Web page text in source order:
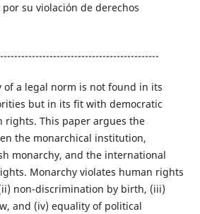
su violación de derechos
of a legal norm is not found in its
but in its fit with democratic
rights. This paper argues the
the monarchical institution,
monarchy, and the international
Monarchy violates human rights
non-discrimination by birth, (iii)
and (iv) equality of political